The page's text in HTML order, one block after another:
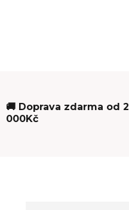
🚚 Doprava zdarma od 2
000Kč